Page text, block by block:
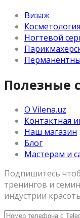
Визаж
Косметология
Ногтевой
Полезные
О Vilena.uz
Контактная
Наш магазин
Блог
Мастерам и
Подпишитесь
тренингов и
индустрии